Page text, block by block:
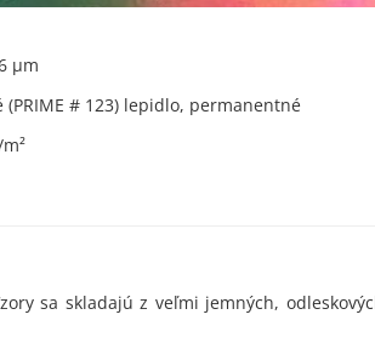
µm
# 123) lepidlo, permanentné
sa skladajú z veľmi jemných,